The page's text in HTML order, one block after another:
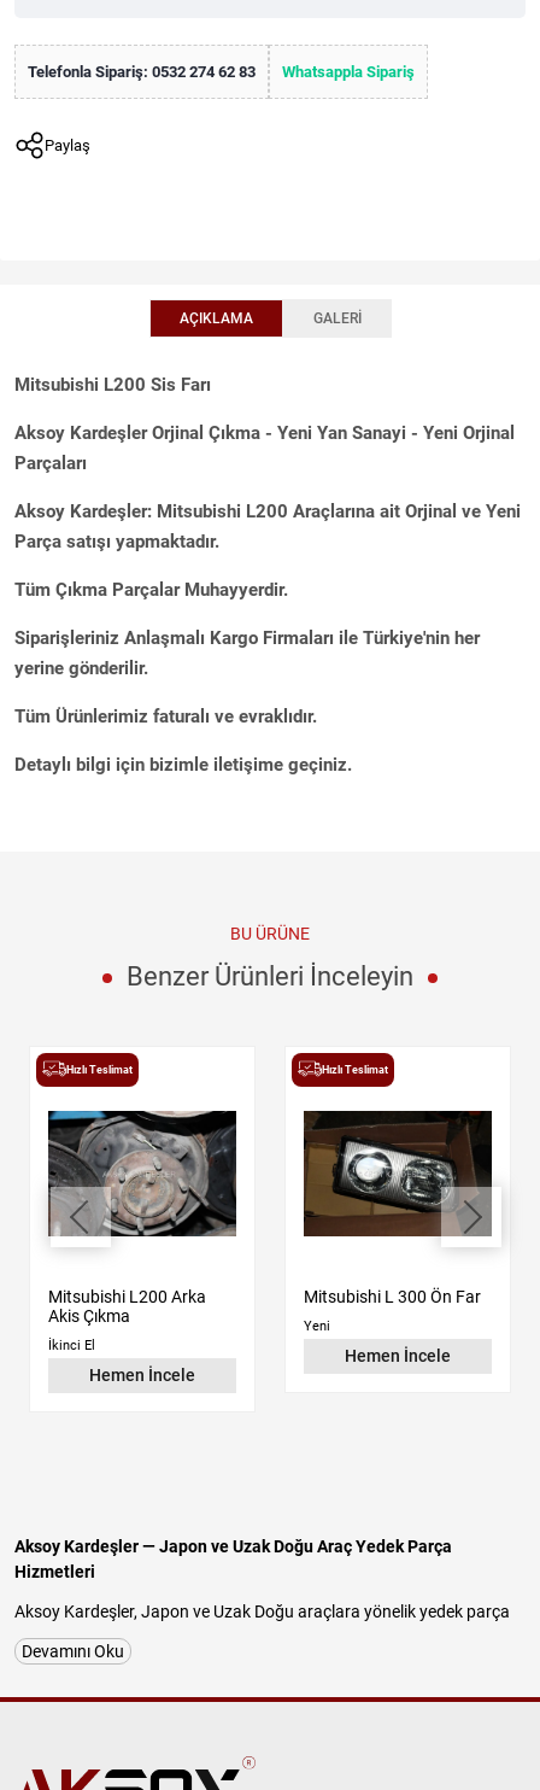
Telefonla Sipariş: 0532 274 62 83 Whatsappla Sipariş
Paylaş
AÇIKLAMA GALERI
Mitsubishi L200 Sis Farı
Aksoy Kardeşler Orjinal Çıkma - Yeni Yan Sanayi - Yeni Orjinal
Parçaları
Aksoy Kardeşler: Mitsubishi L200 Araçlarına ait Orjinal ve Yeni
Parça satışı yapmaktadır.
Tüm Çıkma Parçalar Muhayyerdir.
Siparişleriniz Anlaşmalı Kargo Firmaları ile Türkiye'nin her
yerine gönderilir.
Tüm Ürünlerimiz faturalı ve evraklıdır.
Detaylı bilgi için bizimle iletişime geçiniz.
BU ÜRÜNE
Benzer Ürünleri İnceleyin
Hızlı Teslimat
Mitsubishi L200 Arka
Akis Çıkma
İkinci El
Hemen İncele
Hızlı Teslimat
Mitsubishi L 300 Ön Far
Yeni
Hemen İncele
Aksoy Kardeşler — Japon ve Uzak Doğu Araç Yedek Parça
Hizmetleri
Aksoy Kardeşler, Japon ve Uzak Doğu araçlara yönelik yedek parça
tedariğinde uzun yıllara dayanan tecrübesiyle güvenilir ve
profesyonel hizmet sunan köklü bir firmadır. İstanbul Başakşehir
çözümleri sağlamaktadır.
Devamını Oku